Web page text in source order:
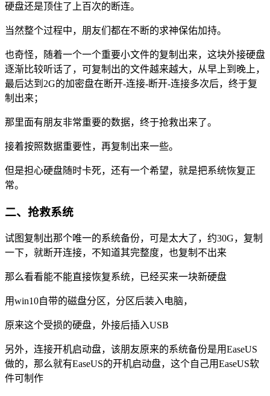
硬盘还是顶住了上百次的断连。
当然整个过程中，朋友们都在不断的求神保佑加持。
也奇怪，随着一个一个重要小文件的复制出来，这块外接硬盘
逐渐比较听话了，可复制出的文件越来越大，从早上到晚上，
最后达到2G的加密盘在断开-连接-断开-连接多次后，终于复
制出来；
那里面有朋友非常重要的数据，终于抢救出来了。
接着按照数据重要性，再复制出来一些。
但是担心硬盘随时卡死，还有一个希望，就是把系统恢复正
常。
二、抢救系统
试图复制出那个唯一的系统备份，可是太大了，约30G，复制
一下，就断开连接，不知道其完整度，也复制不出来
那么看看能不能直接恢复系统，已经买来一块新硬盘
用win10自带的磁盘分区，分区后装入电脑，
原来这个受损的硬盘，外接后插入USB
另外，连接开机启动盘，该朋友原来的系统备份是用EaseUS
做的，那么就有EaseUS的开机启动盘，这个自己用EaseUS软
件可制作